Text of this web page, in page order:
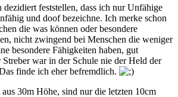
dezidiert feststellen, dass ich nurUnfähige
und doof bezeichne. Ich merke schon
die was können oder besondere
nicht zwingend bei Menschen die weniger
besondere Fähigkeiten haben, gut
war in der Schule nie der Held der
finde ich eher befremdlich.
30m Höhe, sind nur die letzten 10cm